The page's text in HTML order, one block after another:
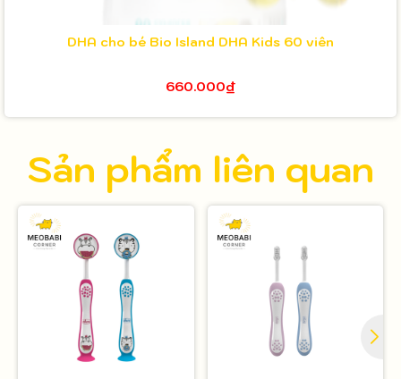
DHA cho bé Bio Island DHA Kids 60 viên
660.000₫
Sản phẩm liên quan